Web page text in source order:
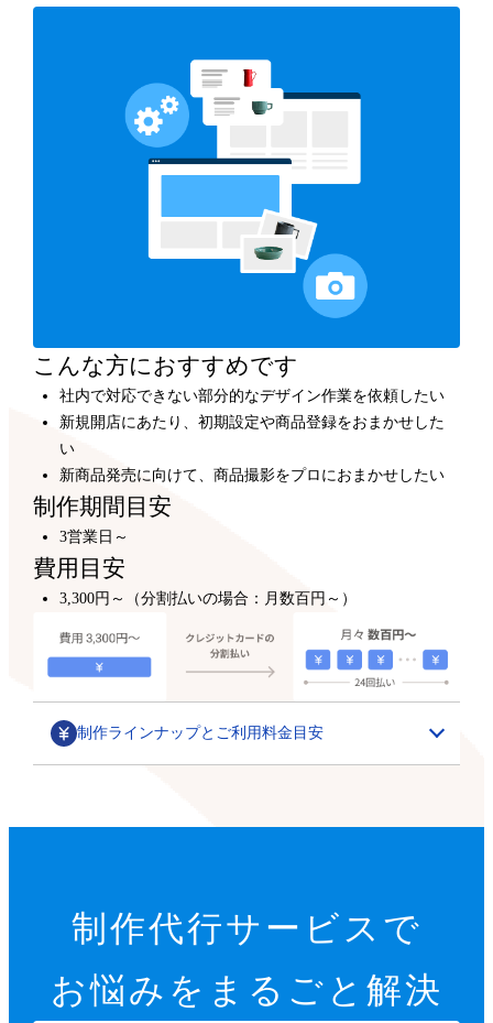
デザインフルカスタマイズ
800,000円～
オーナーさまのご要望に合わせて、ショップデザインを
フルカスタマイズします。
300,000円～
プロのデザイナーが、テンプレートをもとにショップデ
こんな方におすすめです
社内で対応できない部分的なデザイン作業を依頼したい
新規開店にあたり、初期設定や商品登録をおまかせした
い
新商品発売に向けて、商品撮影をプロにおまかせしたい
制作期間目安
3営業日～
費用目安
3,300円～（分割払いの場合：月数百円～）
制作ラインナップとご利用料金目安
カテゴリごとの商品一覧や、季節に合わせた期間限定の
特集ページ作成を行います。
サムネイル・スライダー作成
22,000円
【設定項目】
各8,000円～
ご要望に合わせて、部分的なデザインカスタマイズを行
その他
GTMタグ設定代行
制作代行サービスで
お悩みを まるごと解決